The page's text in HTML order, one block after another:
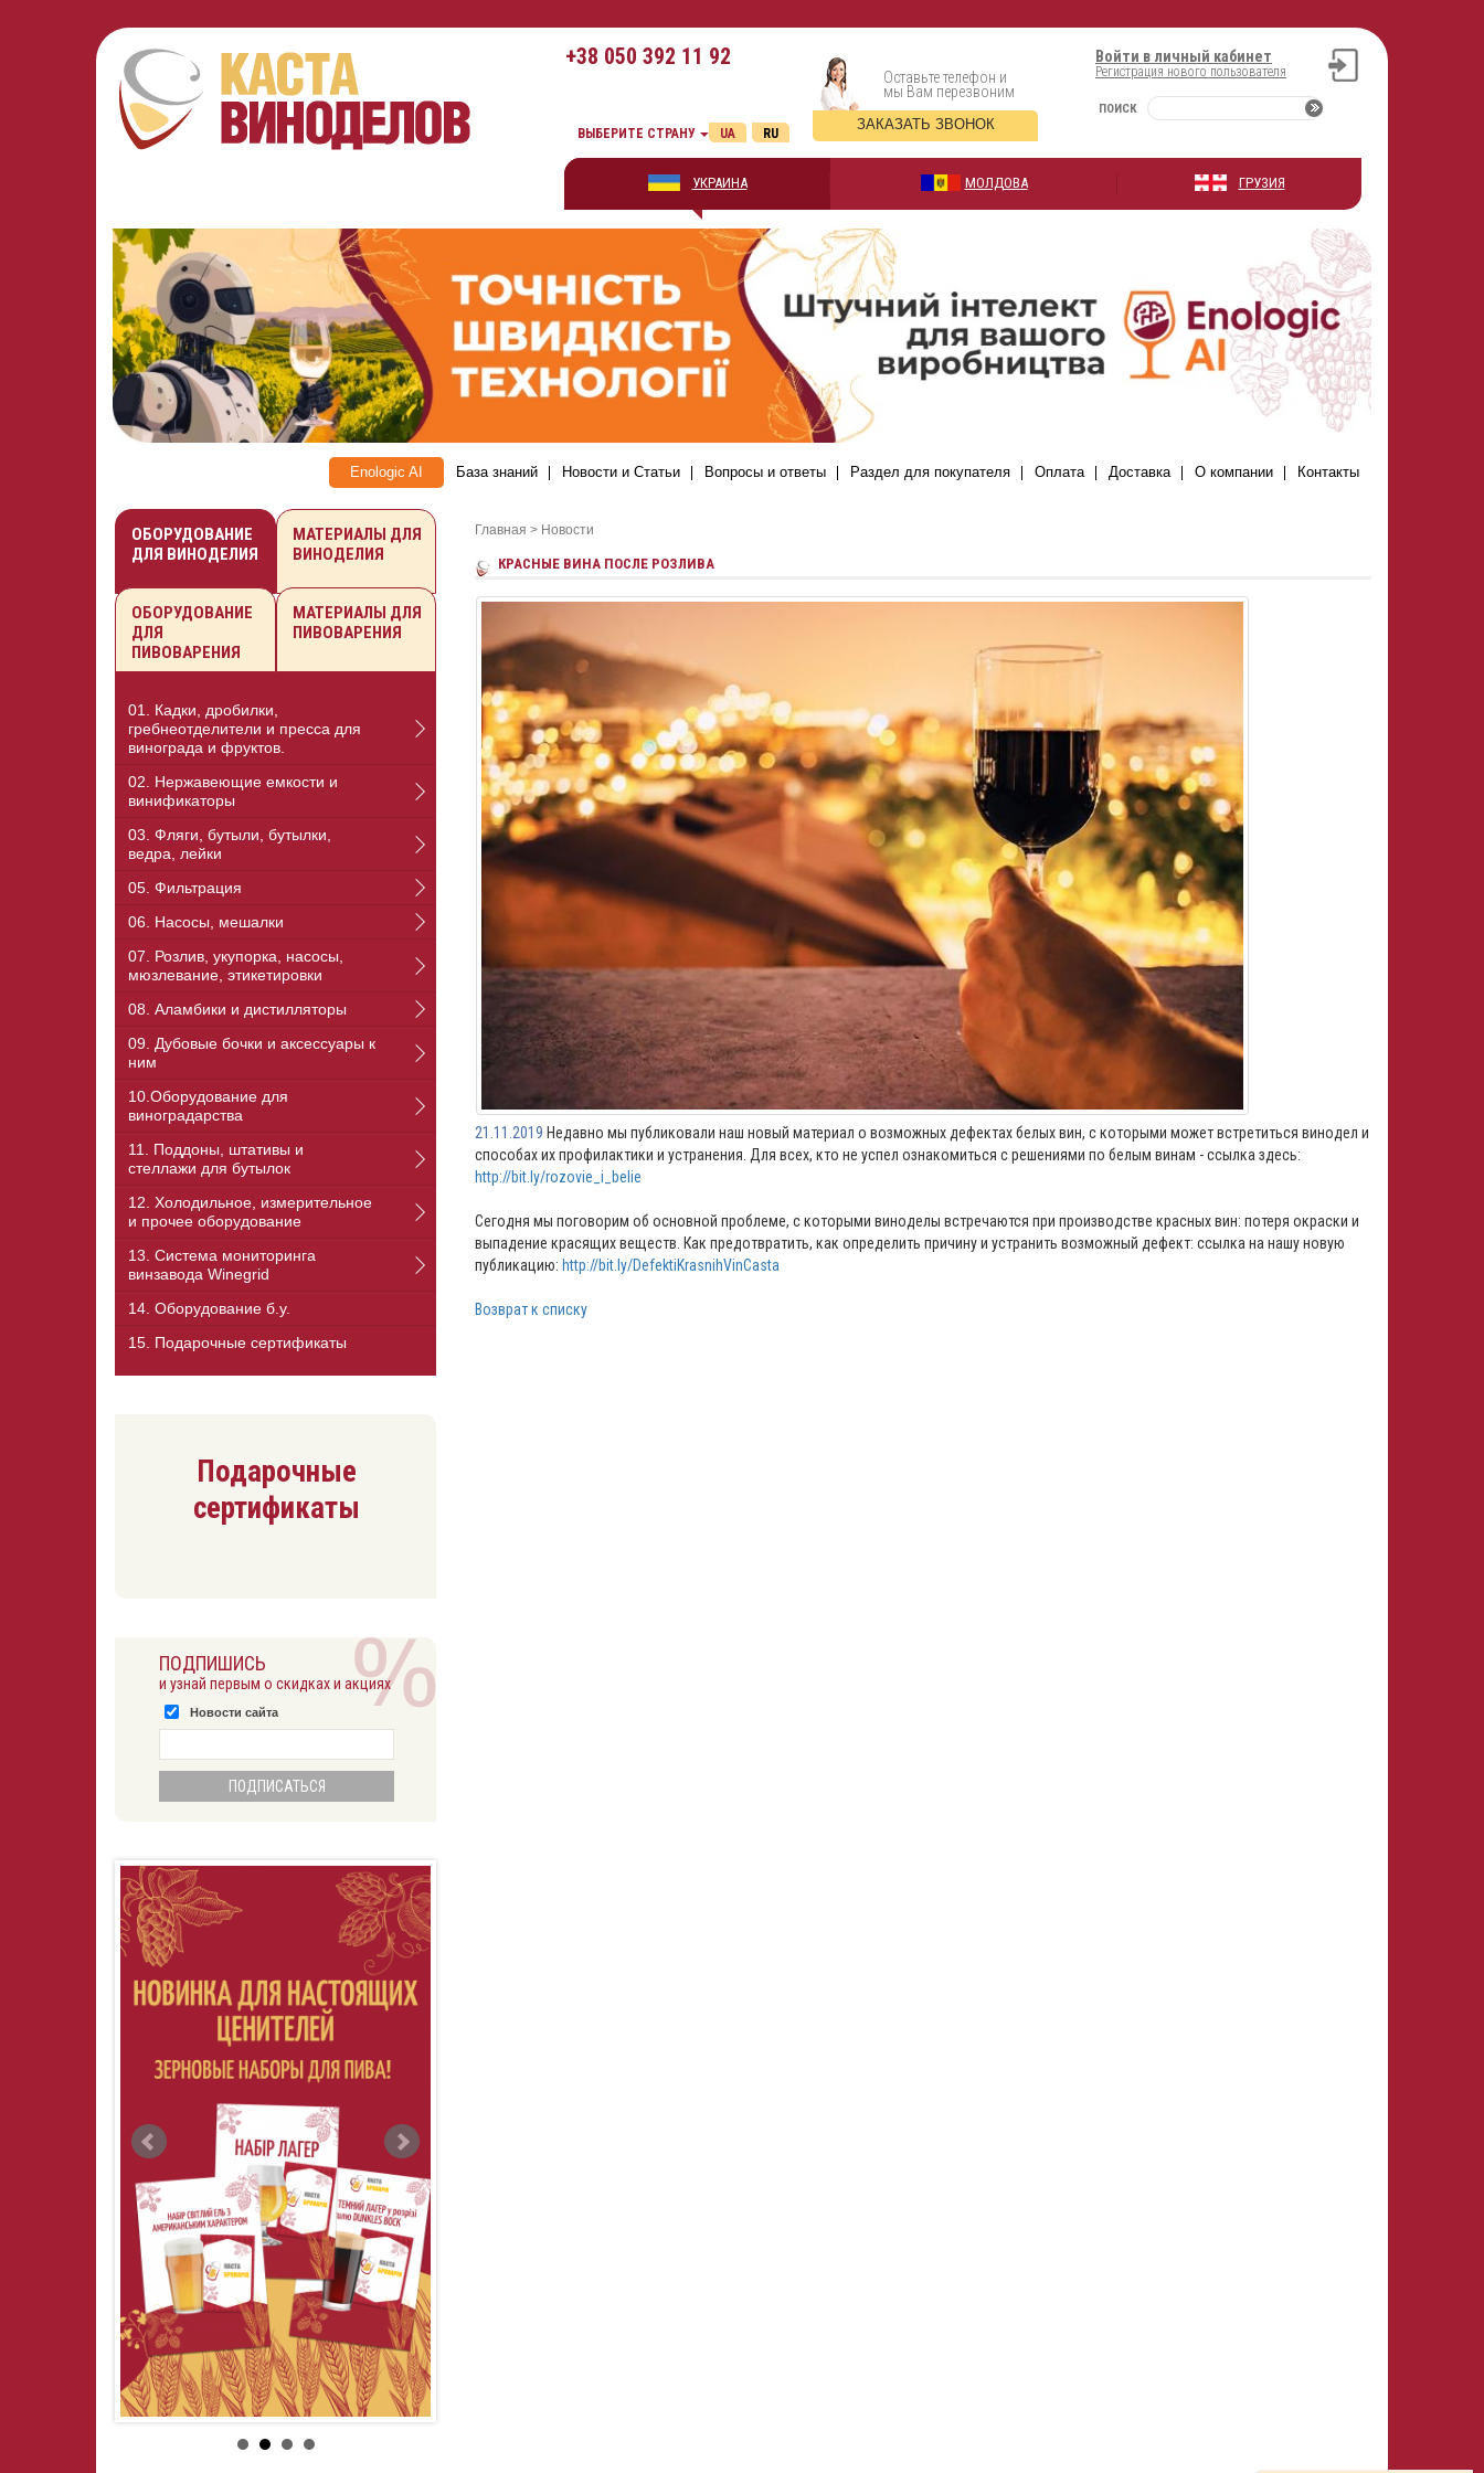
+38 050 392 11 92 Войти в личный кабинет
Регистрация нового пользователя
ПОИСК
Оставьте телефон и
мы Вам перезвоним
ЗАКАЗАТЬ ЗВОНОК
ВЫБЕРИТЕ СТРАНУ RU
UA
УКРАИНА МОЛДОВА ГРУЗИЯ
Enologic AI База знаний Новости и Статьи Вопросы и ответы Раздел для покупателя Оплата Доставка О компании Контакты
Главная > Новости
КРАСНЫЕ ВИНА ПОСЛЕ РОЗЛИВА
21.11.2019 Недавно мы публиковали наш новый материал о возможных дефектах белых вин, с которыми может встретиться винодел и
способах их профилактики и устранения. Для всех, кто не успел ознакомиться с решениями по белым винам - ссылка здесь:
http://bit.ly/rozovie_i_belie
Сегодня мы поговорим об основной проблеме, с которыми виноделы встречаются при производстве красных вин: потеря окраски и
выпадение красящих веществ. Как предотвратить, как определить причину и устранить возможный дефект: ссылка на нашу новую
публикацию: http://bit.ly/DefektiKrasnihVinCasta
Возврат к списку
ОБОРУДОВАНИЕ
ДЛЯ ВИНОДЕЛИЯ
МАТЕРИАЛЫ ДЛЯ
ВИНОДЕЛИЯ
ОБОРУДОВАНИЕ
ДЛЯ
ПИВОВАРЕНИЯ
МАТЕРИАЛЫ ДЛЯ
ПИВОВАРЕНИЯ
01. Кадки, дробилки,
гребнеотделители и пресса для
винограда и фруктов.
02. Нержавеющие емкости и
винификаторы
03. Фляги, бутыли, бутылки,
ведра, лейки
05. Фильтрация
06. Насосы, мешалки
07. Розлив, укупорка, насосы,
мюзлевание, этикетировки
08. Аламбики и дистилляторы
09. Дубовые бочки и аксессуары к
ним
10.Оборудование для
виноградарства
11. Поддоны, штативы и
стеллажи для бутылок
12. Холодильное, измерительное
и прочее оборудование
13. Cистема мониторинга
винзавода Winegrid
14. Оборудование б.у.
15. Подарочные сертификаты
Подарочные
сертификаты
ПОДПИШИСЬ
и узнай первым о скидках и акциях
Новости сайта